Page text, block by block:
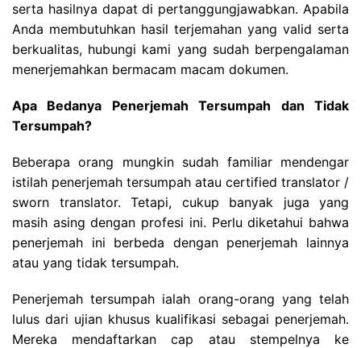
serta hasilnya dapat di pertanggungjawabkan. Apabila
Anda membutuhkan hasil terjemahan yang valid serta
berkualitas, hubungi kami yang sudah berpengalaman
menerjemahkan bermacam macam dokumen.
Apa Bedanya Penerjemah Tersumpah dan Tidak
Tersumpah?
Beberapa orang mungkin sudah familiar mendengar
istilah penerjemah tersumpah atau certified translator /
sworn translator. Tetapi, cukup banyak juga yang
masih asing dengan profesi ini. Perlu diketahui bahwa
penerjemah ini berbeda dengan penerjemah lainnya
atau yang tidak tersumpah.
Penerjemah tersumpah ialah orang-orang yang telah
lulus dari ujian khusus kualifikasi sebagai penerjemah.
Mereka mendaftarkan cap atau stempelnya ke